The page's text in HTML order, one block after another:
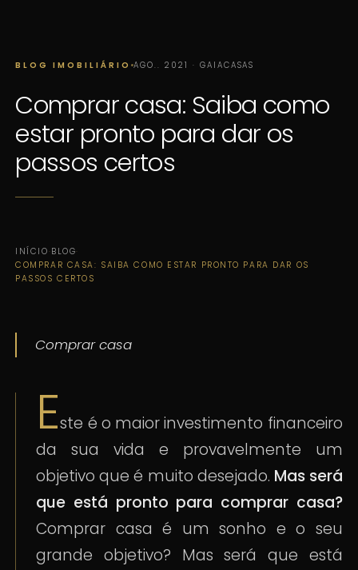
BLOG IMOBILIÁRIO AGO.. 2021 · GAIACASAS
Comprar casa: Saiba como
estar pronto para dar os
passos certos
INÍCIO·BLOG·
COMPRAR CASA: SAIBA COMO ESTAR PRONTO PARA DAR OS
PASSOS CERTOS
Comprar casa
Este é o maior investimento financeiro
da sua vida e provavelmente um
objetivo que é muito desejado. Mas será
que está pronto para comprar casa?
Comprar casa é um sonho e o seu
grande objetivo? Mas será que está